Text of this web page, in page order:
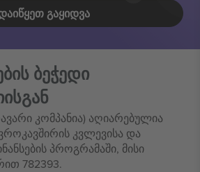
ᲒᲐᲧᲘᲓᲕᲐ
ბეჭედი
კომპანია) აღიარებულია
კვლევისა და
პროგრამაში, მისი
782393.